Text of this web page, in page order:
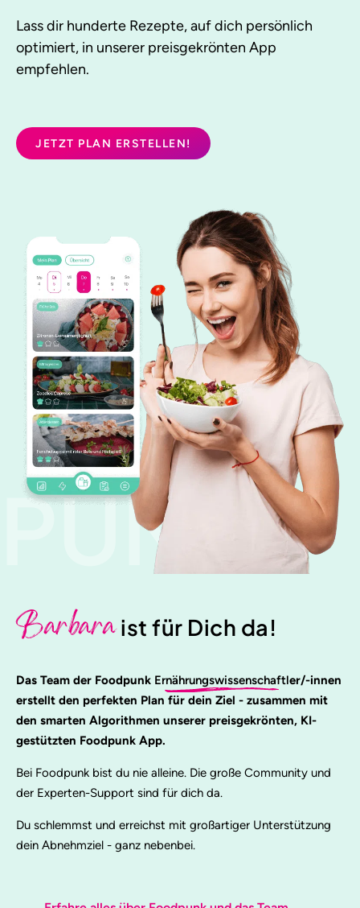
PUNK
Lass dir hunderte Rezepte, auf dich persönlich
optimiert, in unserer preisgekrönten App
empfehlen.
JETZT PLAN ERSTELLEN!
Barbaraist für Dich da!
Das Team der Foodpunk Ernährungswissenschaftler/-innen
erstellt den perfekten Plan für dein Ziel - zusammen mit
den smarten Algorithmen unserer preisgekrönten, KI-
gestützten Foodpunk App.
Bei Foodpunk bist du nie alleine. Die große Community und
der Experten-Support sind für dich da.
Du schlemmst und erreichst mit großartiger Unterstützung
dein Abnehmziel - ganz nebenbei.